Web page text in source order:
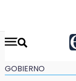
GOBIERNO